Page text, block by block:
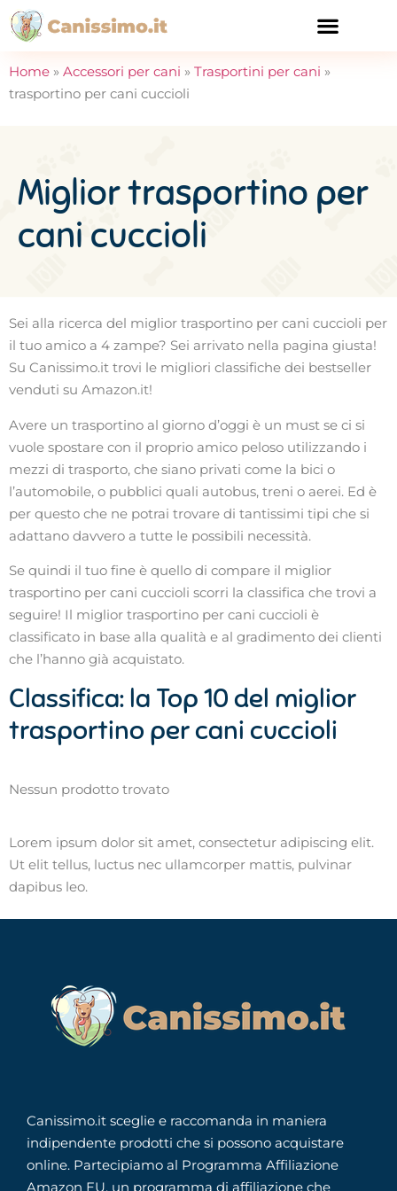
Home » Accessori per cani » Trasportini per cani »
trasportino per cani cuccioli
Miglior trasportino per
cani cuccioli
Sei alla ricerca del miglior trasportino per cani cuccioli per
il tuo amico a 4 zampe? Sei arrivato nella pagina giusta!
Su Canissimo.it trovi le migliori classifiche dei bestseller
venduti su Amazon.it!
Avere un trasportino al giorno d’oggi è un must se ci si
vuole spostare con il proprio amico peloso utilizzando i
mezzi di trasporto, che siano privati come la bici o
l’automobile, o pubblici quali autobus, treni o aerei. Ed è
per questo che ne potrai trovare di tantissimi tipi che si
adattano davvero a tutte le possibili necessità.
Se quindi il tuo fine è quello di compare il miglior
trasportino per cani cuccioli scorri la classifica che trovi a
seguire! Il miglior trasportino per cani cuccioli è
classificato in base alla qualità e al gradimento dei clienti
che l’hanno già acquistato.
Classifica: la Top 10 del miglior
trasportino per cani cuccioli
Nessun prodotto trovato
Lorem ipsum dolor sit amet, consectetur adipiscing elit.
Ut elit tellus, luctus nec ullamcorper mattis, pulvinar
dapibus leo.
Canissimo.it sceglie e raccomanda in maniera
indipendente prodotti che si possono acquistare
online. Partecipiamo al Programma Affiliazione
Amazon EU, un programma di affiliazione che